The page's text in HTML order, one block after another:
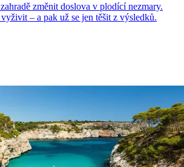
změnit doslova v plodící nezmary.
– a pak už se jen těšit z výsledků.